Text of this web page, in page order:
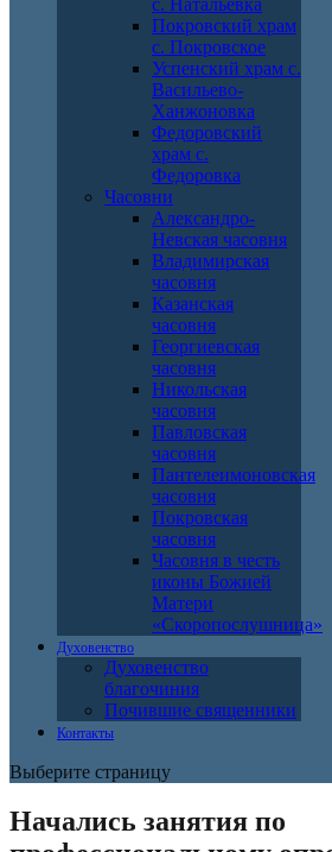
Покровский храм
с. Покровское
Успенский храм с.
Васильево-
Ханжоновка
Федоровский
храм с.
Федоровка
Часовни
Александро-
Невская часовня
Владимирская
часовня
Казанская
часовня
Георгиевская
часовня
Никольская
часовня
Павловская
часовня
Пантелеимоновская
часовня
Покровская
часовня
Часовня в честь
иконы Божией
Матери
«Скоропослушница»
Духовенство
Духовенство
благочиния
Почившие священники
Контакты
Выберите страницу
Начались занятия по